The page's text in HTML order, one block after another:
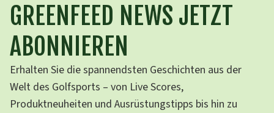
GREENFEED NEWS JETZT
ABONNIEREN
Erhalten Sie die spannendsten Geschichten aus der
Welt des Golfsports – von Live Scores,
Produktneuheiten und Ausrüstungstipps bis hin zu